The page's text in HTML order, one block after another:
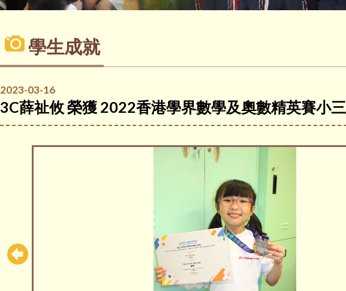
學生成就
2023-03-16
3C薛祉攸 榮獲 2022香港學界數學及奧數精英賽小